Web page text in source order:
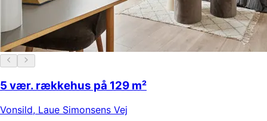
5 vær. rækkehus på 129 m²
Vonsild, Laue Simonsens Vej